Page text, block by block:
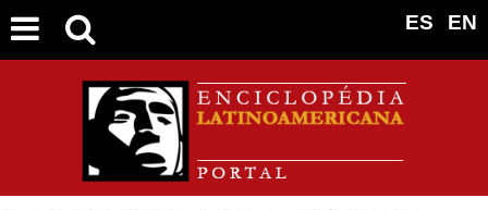
EN
ES